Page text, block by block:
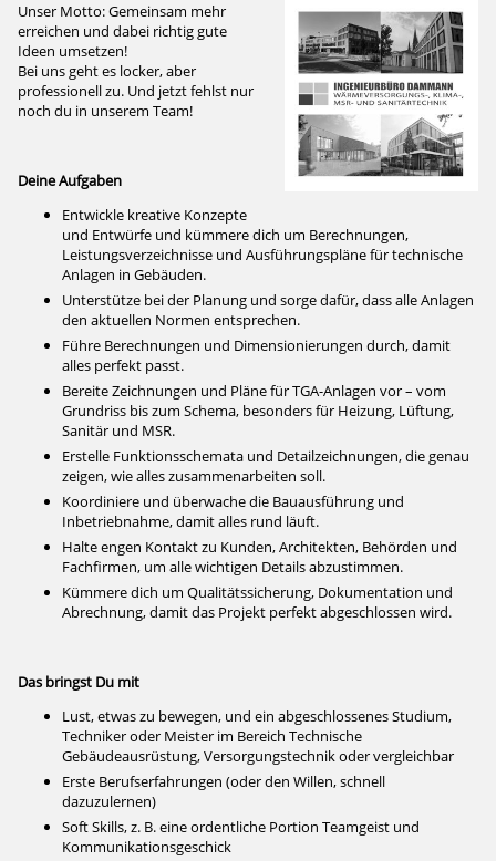
Unser Motto: Gemeinsam mehr
erreichen und dabei richtig gute
Ideen umsetzen!
Bei uns geht es locker, aber
professionell zu. Und jetzt fehlst nur
noch du in unserem Team!
Deine Aufgaben
Entwickle kreative Konzepte
und Entwürfe und kümmere dich um Berechnungen,
Leistungsverzeichnisse und Ausführungspläne für technische
Anlagen in Gebäuden.
Unterstütze bei der Planung und sorge dafür, dass alle Anlagen
den aktuellen Normen entsprechen.
Führe Berechnungen und Dimensionierungen durch, damit
alles perfekt passt.
Bereite Zeichnungen und Pläne für TGA-Anlagen vor – vom
Grundriss bis zum Schema, besonders für Heizung, Lüftung,
Sanitär und MSR.
Erstelle Funktionsschemata und Detailzeichnungen, die genau
zeigen, wie alles zusammenarbeiten soll.
Koordiniere und überwache die Bauausführung und
Inbetriebnahme, damit alles rund läuft.
Halte engen Kontakt zu Kunden, Architekten, Behörden und
Fachfirmen, um alle wichtigen Details abzustimmen.
Kümmere dich um Qualitätssicherung, Dokumentation und
Abrechnung, damit das Projekt perfekt abgeschlossen wird.
Das bringst Du mit
Lust, etwas zu bewegen, und ein abgeschlossenes Studium,
Techniker oder Meister im Bereich Technische
Gebäudeausrüstung, Versorgungstechnik oder vergleichbar
Erste Berufserfahrungen (oder den Willen, schnell
dazuzulernen)
Soft Skills, z. B. eine ordentliche Portion Teamgeist und
Kommunikationsgeschick